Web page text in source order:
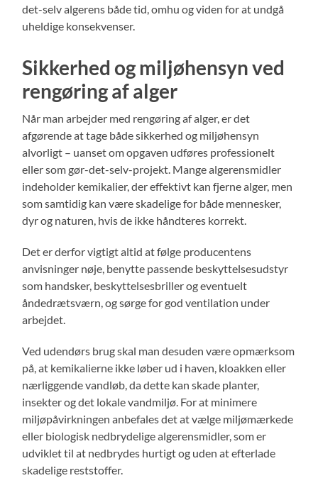
det-selv algerens både tid, omhu og viden for at undgå
uheldige konsekvenser.
Sikkerhed og miljøhensyn ved
rengøring af alger
Når man arbejder med rengøring af alger, er det
afgørende at tage både sikkerhed og miljøhensyn
alvorligt – uanset om opgaven udføres professionelt
eller som gør-det-selv-projekt. Mange algerensmidler
indeholder kemikalier, der effektivt kan fjerne alger, men
som samtidig kan være skadelige for både mennesker,
dyr og naturen, hvis de ikke håndteres korrekt.
Det er derfor vigtigt altid at følge producentens
anvisninger nøje, benytte passende beskyttelsesudstyr
som handsker, beskyttelsesbriller og eventuelt
åndedrætsværn, og sørge for god ventilation under
arbejdet.
Ved udendørs brug skal man desuden være opmærksom
på, at kemikalierne ikke løber ud i haven, kloakken eller
nærliggende vandløb, da dette kan skade planter,
insekter og det lokale vandmiljø. For at minimere
miljøpåvirkningen anbefales det at vælge miljømærkede
eller biologisk nedbrydelige algerensmidler, som er
udviklet til at nedbrydes hurtigt og uden at efterlade
skadelige reststoffer.